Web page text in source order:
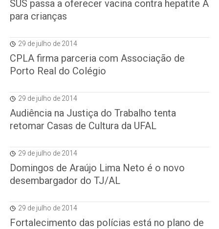
SUS passa a oferecer vacina contra hepatite A
para crianças
29 de julho de 2014
CPLA firma parceria com Associação de
Porto Real do Colégio
29 de julho de 2014
Audiência na Justiça do Trabalho tenta
retomar Casas de Cultura da UFAL
29 de julho de 2014
Domingos de Araújo Lima Neto é o novo
desembargador do TJ/AL
29 de julho de 2014
Fortalecimento das polícias está no plano de